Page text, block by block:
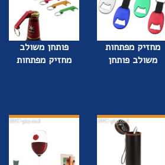
מחזיק מפתחות
משולב פותחן
פותחן משולב
מחזיק מפתחות